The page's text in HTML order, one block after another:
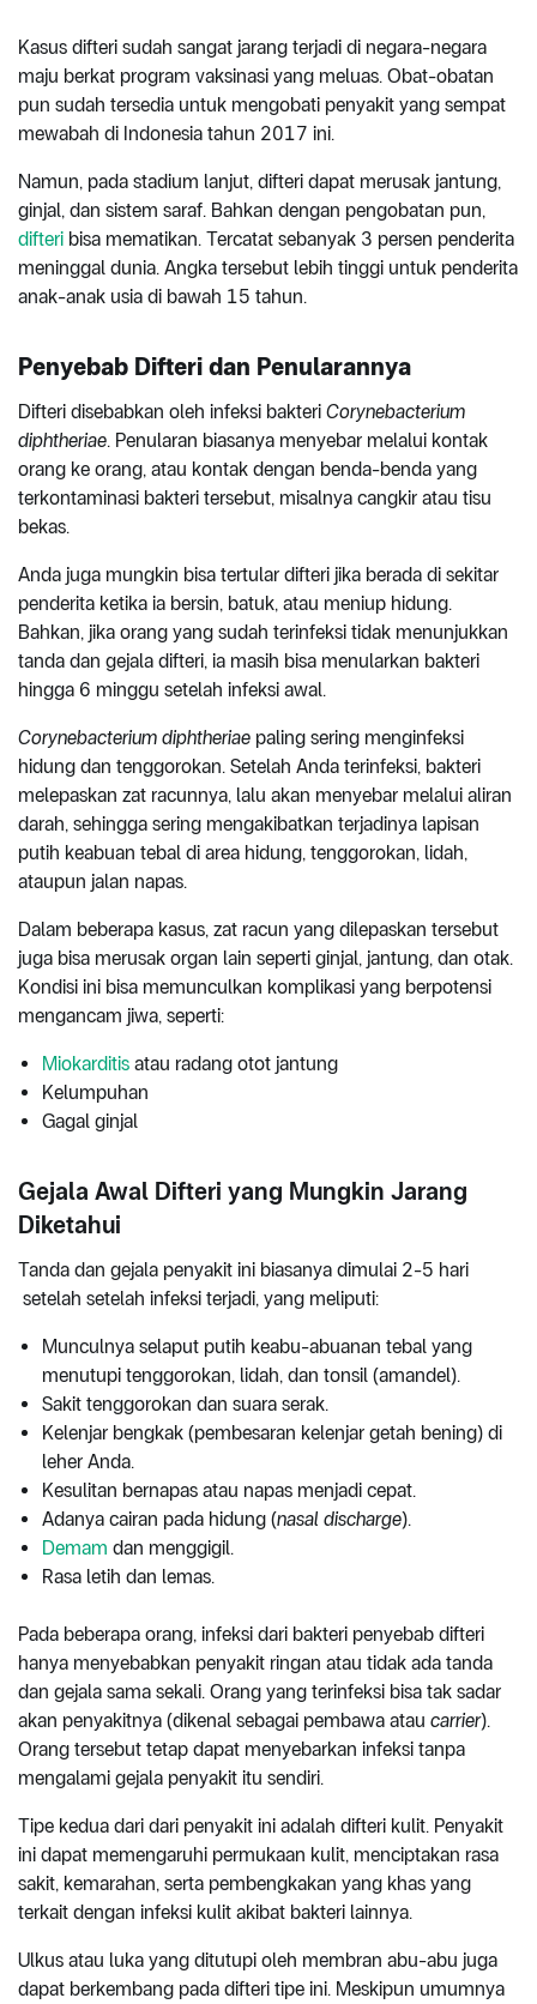
Kasus difteri sudah sangat jarang terjadi di negara-negara
maju berkat program vaksinasi yang meluas. Obat-obatan
pun sudah tersedia untuk mengobati penyakit yang sempat
mewabah di Indonesia tahun 2017 ini.
Namun, pada stadium lanjut, difteri dapat merusak jantung,
ginjal, dan sistem saraf. Bahkan dengan pengobatan pun,
difteri bisa mematikan. Tercatat sebanyak 3 persen penderita
meninggal dunia. Angka tersebut lebih tinggi untuk penderita
anak-anak usia di bawah 15 tahun.
Penyebab Difteri dan Penularannya
Difteri disebabkan oleh infeksi bakteri Corynebacterium
diphtheriae. Penularan biasanya menyebar melalui kontak
orang ke orang, atau kontak dengan benda-benda yang
terkontaminasi bakteri tersebut, misalnya cangkir atau tisu
bekas.
Anda juga mungkin bisa tertular difteri jika berada di sekitar
penderita ketika ia bersin, batuk, atau meniup hidung.
Bahkan, jika orang yang sudah terinfeksi tidak menunjukkan
tanda dan gejala difteri, ia masih bisa menularkan bakteri
hingga 6 minggu setelah infeksi awal.
Corynebacterium diphtheriae paling sering menginfeksi
hidung dan tenggorokan. Setelah Anda terinfeksi, bakteri
melepaskan zat racunnya, lalu akan menyebar melalui aliran
darah, sehingga sering mengakibatkan terjadinya lapisan
putih keabuan tebal di area hidung, tenggorokan, lidah,
ataupun jalan napas.
Dalam beberapa kasus, zat racun yang dilepaskan tersebut
juga bisa merusak organ lain seperti ginjal, jantung, dan otak.
Kondisi ini bisa memunculkan komplikasi yang berpotensi
mengancam jiwa, seperti:
Miokarditis atau radang otot jantung
Kelumpuhan
Gagal ginjal
Gejala Awal Difteri yang Mungkin Jarang
Diketahui
Tanda dan gejala penyakit ini biasanya dimulai 2-5 hari
setelah setelah infeksi terjadi, yang meliputi:
Munculnya selaput putih keabu-abuanan tebal yang
menutupi tenggorokan, lidah, dan tonsil (amandel).
Sakit tenggorokan dan suara serak.
Kelenjar bengkak (pembesaran kelenjar getah bening) di
leher Anda.
Kesulitan bernapas atau napas menjadi cepat.
Adanya cairan pada hidung (nasal discharge).
Demam dan menggigil.
Rasa letih dan lemas.
Pada beberapa orang, infeksi dari bakteri penyebab difteri
hanya menyebabkan penyakit ringan atau tidak ada tanda
dan gejala sama sekali. Orang yang terinfeksi bisa tak sadar
akan penyakitnya (dikenal sebagai pembawa atau carrier).
Orang tersebut tetap dapat menyebarkan infeksi tanpa
mengalami gejala penyakit itu sendiri.
Tipe kedua dari dari penyakit ini adalah difteri kulit. Penyakit
ini dapat memengaruhi permukaan kulit, menciptakan rasa
sakit, kemarahan, serta pembengkakan yang khas yang
terkait dengan infeksi kulit akibat bakteri lainnya.
Ulkus atau luka yang ditutupi oleh membran abu-abu juga
dapat berkembang pada difteri tipe ini. Meskipun umumnya